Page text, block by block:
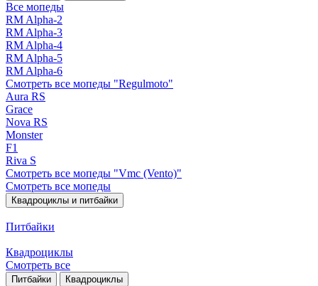
Все мопеды
RM Alpha-2
RM Alpha-3
RM Alpha-4
RM Alpha-5
RM Alpha-6
Смотреть все мопеды "Regulmoto"
Aura RS
Grace
Nova RS
Monster
F1
Riva S
Смотреть все мопеды "Vmc (Vento)"
Смотреть все мопеды
Квадроциклы и питбайки
Питбайки
Квадроциклы
Смотреть все
Питбайки Квадроциклы